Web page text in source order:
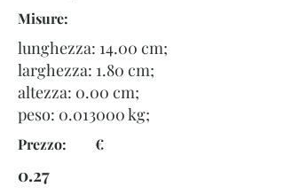
Misure:
lunghezza: 14.00 cm;
larghezza: 1.80 cm;
altezza: 0.00 cm;
peso: 0.013000kg;
Prezzo: €
0.27